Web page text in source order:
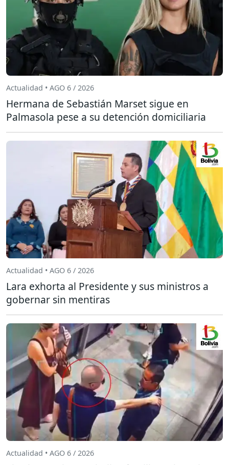
Actualidad • AGO 6 / 2026
Hermana de Sebastián Marset sigue en
Palmasola pese a su detención domiciliaria
Actualidad • AGO 6 / 2026
Lara exhorta al Presidente y sus ministros a
gobernar sin mentiras
Actualidad • AGO 6 / 2026